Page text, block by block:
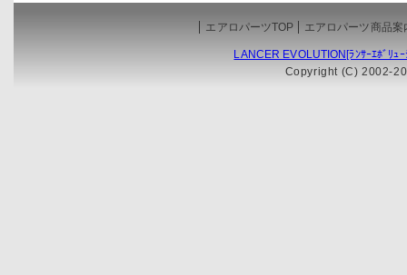
エアロパーツTOP エアロパーツ商品案
LANCER EVOLUTION[ﾗﾝｻｰｴﾎﾞﾘ
Copyright (C) 2002-